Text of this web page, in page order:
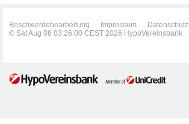
Beschwerdebearbeitung Impressum Datenschutz
© Sat Aug 08 03:26:00 CEST 2026 HypoVereinsbank